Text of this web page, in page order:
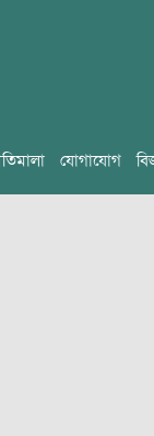
যোগাযোগ